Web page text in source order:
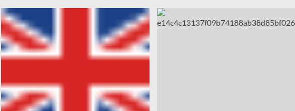
Ахмед
воспитать
достойного
человека,
негодяя
станет